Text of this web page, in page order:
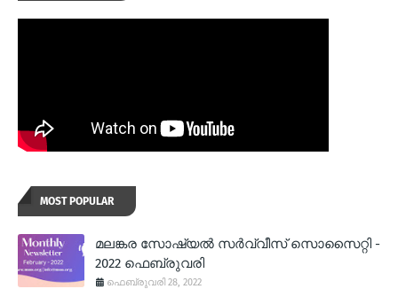
MOST POPULAR
മലങ്കര സോഷ്യല്‍ സര്‍വ്വീസ് സൊസൈറ്റി -
2022 ഫെബ്രുവരി
ഫെബ്രുവരി 28, 2022